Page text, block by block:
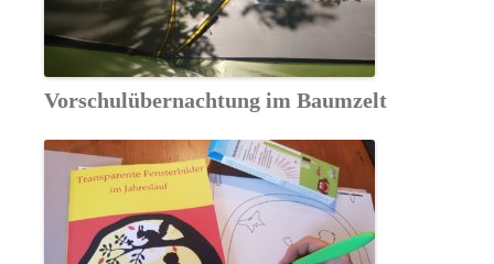
Vorschulübernachtung im Baumzelt